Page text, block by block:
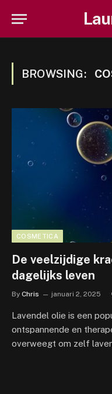
BROWSING:
COSMETICA
De veelzijdige
dagelijks leven
By Chris januari 2, 2025
Lavendel olie is een
ontspannende en
overweegt om zelf